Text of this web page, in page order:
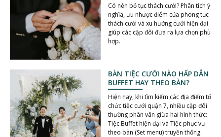
Có nên bỏ tục thách cưới? Phân tích ý
nghĩa, ưu nhược điểm của phong tục
thách cưới và xu hướng cưới hiện đại
giúp các cặp đôi đưa ra lựa chọn phù
hợp.
BÀN TIỆC CƯỚI NÀO HẤP DẪN
BUFFET HAY THEO BÀN?
Hiện nay, khi tìm kiếm các địa điểm tổ
chức tiệc cưới quận 7, nhiều cặp đôi
thường phân vân giữa hai hình thức:
Tiệc Buffet hiện đại và Tiệc phục vụ
theo bàn (Set menu) truyền thống.